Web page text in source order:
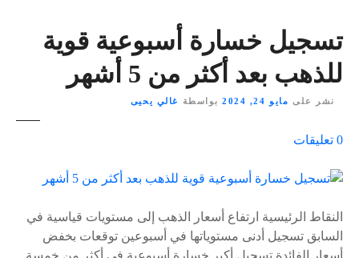
تسجيل خسارة أسبوعية قوية
للذهب بعد أكثر من 5 أشهر
نشر على مايو 24, 2024 بواسطة غالي يحيى
0 تعليقات
ى
s
النقاط الرئيسية ارتفاع أسعار الذهب إلى مستويات قياسية في
السابق تسجيل أدنى مستوياتها في أسبوعين توقعات بخفض
أسعار الفائدة تسجيل أكبر خسارة أسبوعية في أكثر من خمسة